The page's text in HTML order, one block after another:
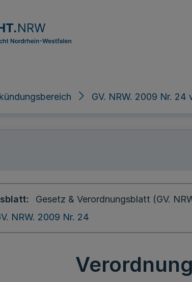
GV. NRW. 2009 Nr. 24
Gesetz & Verordnungsblatt (GV.
NRW. 2009 Nr. 24